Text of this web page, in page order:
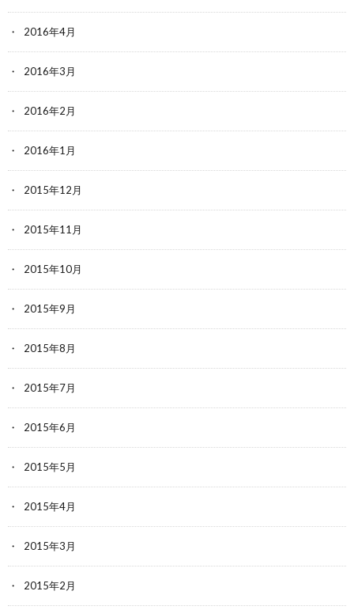
2016年4月
2016年3月
2016年2月
2016年1月
2015年12月
2015年11月
2015年10月
2015年9月
2015年8月
2015年7月
2015年6月
2015年5月
2015年4月
2015年3月
2015年2月